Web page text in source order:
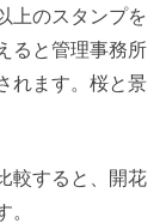
上のスタンプを
ると管理事務所
れます。桜と景
較すると、開花
。